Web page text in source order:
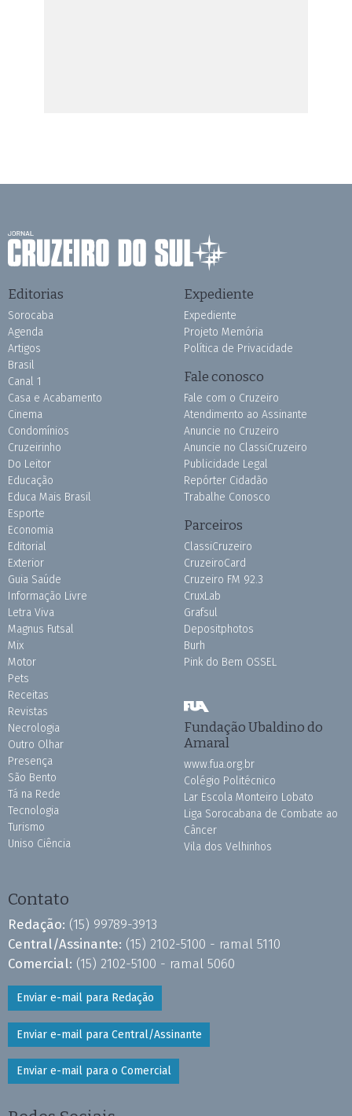
Editorias
Sorocaba
Agenda
Artigos
Brasil
Canal 1
Casa e Acabamento
Cinema
Condomínios
Cruzeirinho
Do Leitor
Educação
Educa Mais Brasil
Esporte
Economia
Editorial
Exterior
Guia Saúde
Informação Livre
Letra Viva
Magnus Futsal
Mix
Motor
Pets
Receitas
Revistas
Necrologia
Outro Olhar
Presença
São Bento
Tá na Rede
Tecnologia
Turismo
Uniso Ciência
Expediente
Expediente
Projeto Memória
Política de Privacidade
Fale conosco
Fale com o Cruzeiro
Atendimento ao Assinante
Anuncie no Cruzeiro
Anuncie no ClassiCruzeiro
Publicidade Legal
Repórter Cidadão
Trabalhe Conosco
Parceiros
ClassiCruzeiro
CruzeiroCard
Cruzeiro FM 92.3
CruxLab
Grafsul
Depositphotos
Burh
Pink do Bem OSSEL
Fundação Ubaldino do
Amaral
www.fua.org.br
Colégio Politécnico
Lar Escola Monteiro Lobato
Liga Sorocabana de Combate ao
Câncer
Vila dos Velhinhos
Contato
Redação: (15) 99789-3913
Central/Assinante: (15) 2102-5100 - ramal 5110
Comercial: (15) 2102-5100 - ramal 5060
Enviar e-mail para Redação
Enviar e-mail para Central/Assinante
Enviar e-mail para o Comercial